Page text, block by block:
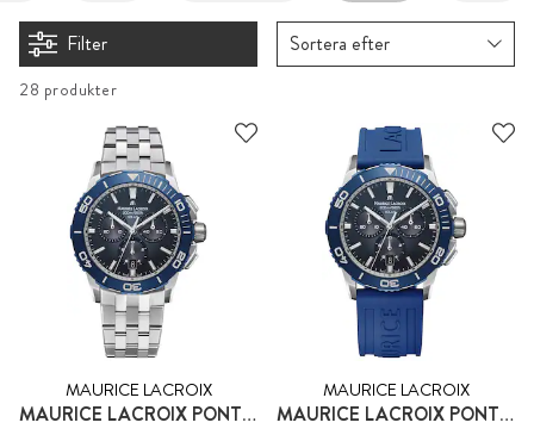
Filter Sortera efter
28 produkter
MAURICE LACROIX
MAURICE LACROIX PONTOS
MAURICE LACROIX
MAURICE LACROIX PONTOS